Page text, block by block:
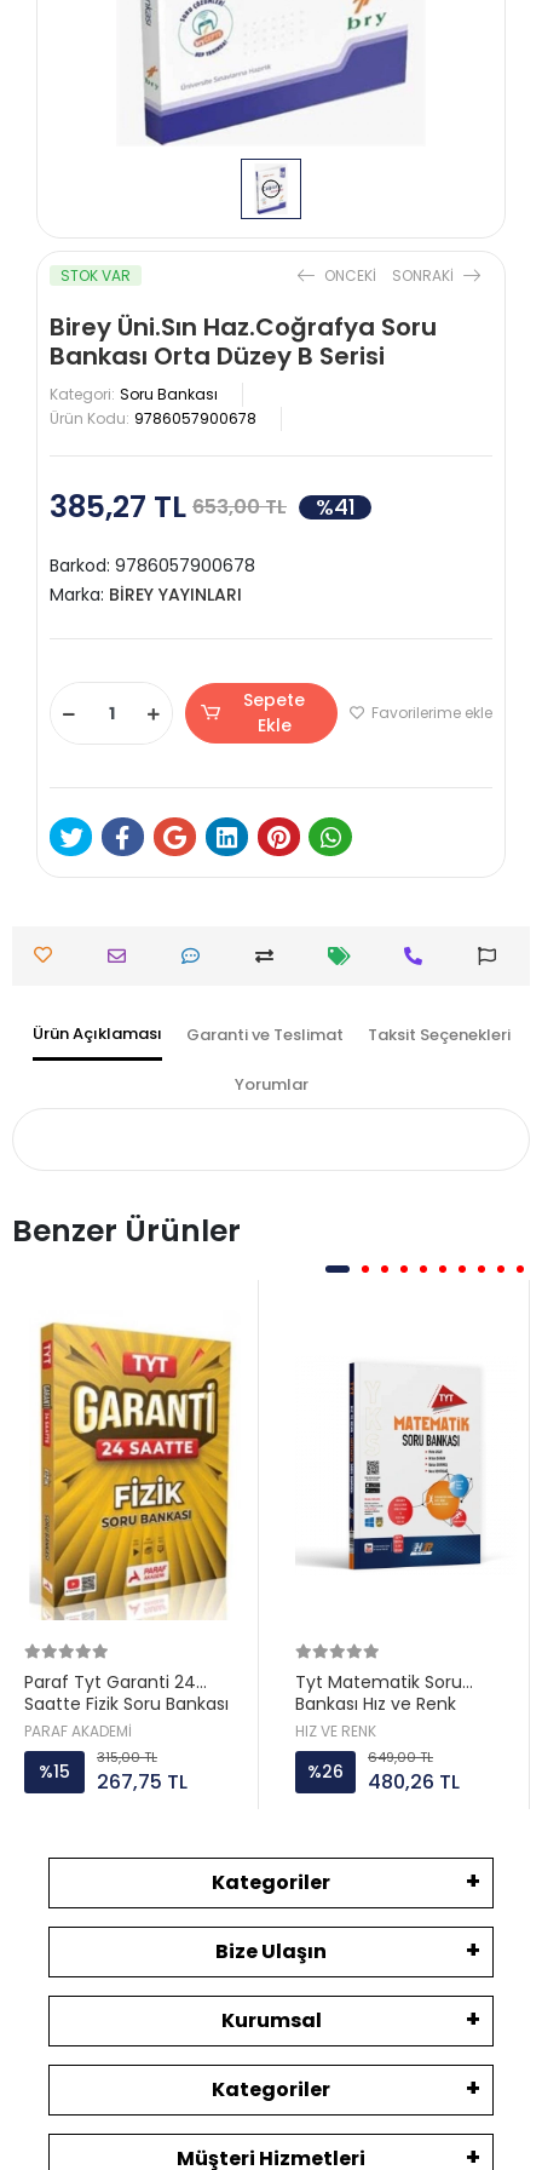
STOK VAR ONCEKI SONRAKI
Birey Üni.Sın Haz.Coğrafya Soru
Bankası Orta Düzey B Serisi
Kategori: Soru Bankası
Ürün Kodu: 9786057900678
385,27 TL 653,00 TL %41
Barkod: 9786057900678
Marka: BİREY YAYINLARI
Sepete
Ekle
Favorilerime ekle
Ürün Açıklaması Garanti ve Teslimat Taksit Seçenekleri
Yorumlar
Benzer Ürünler
Paraf Tyt Garanti 24
Saatte Fizik Soru Bankası
PARAF AKADEMİ
%15
315,00 TL
267,75 TL
Tyt Matematik Soru
Bankası Hız ve Renk
HIZ VE RENK
%26
649,00 TL
480,26 TL
Kategoriler
Bize Ulaşın
Kurumsal
Kategoriler
Müşteri Hizmetleri